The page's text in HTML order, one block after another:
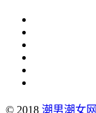
© 2018 潮男潮女网